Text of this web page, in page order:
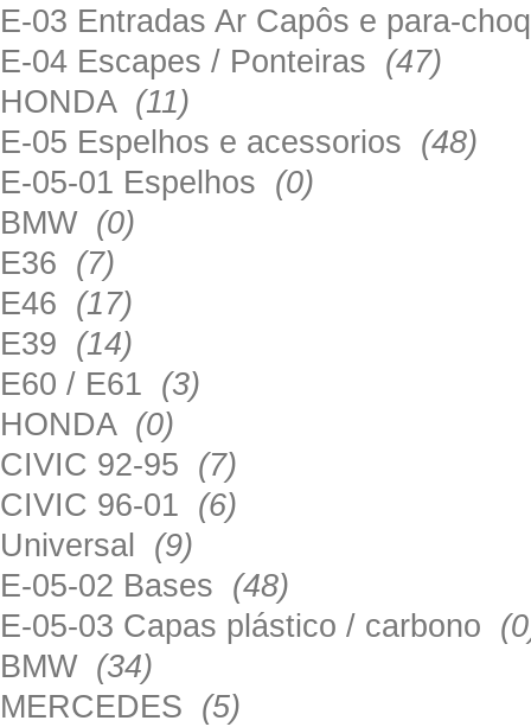
E-03 Entradas Ar Capôs e para-
E-04 Escapes / Ponteiras (47)
HONDA (11)
E-05 Espelhos e acessorios (48)
E-05-01 Espelhos (0)
BMW (0)
E36 (7)
E46 (17)
E39 (14)
E60 / E61 (3)
HONDA (0)
CIVIC 92-95 (7)
CIVIC 96-01 (6)
Universal (9)
E-05-02 Bases (48)
E-05-03 Capas plástico / carbono
BMW (34)
MERCEDES (5)